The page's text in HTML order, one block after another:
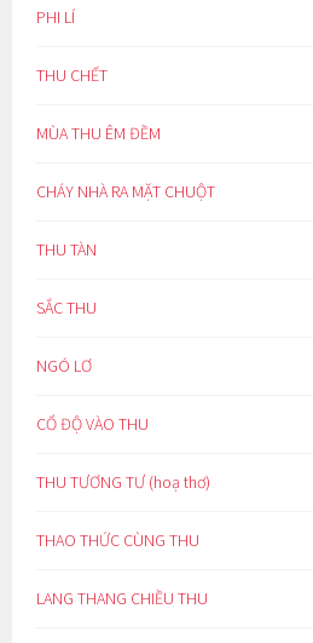
PHI LÍ
THU CHẾT
MÙA THU ÊM ĐỀM
CHÁY NHÀ RA MẶT CHUỘT
THU TÀN
SẮC THU
NGÓ LƠ
CỔ ĐỘ VÀO THU
THU TƯƠNG TƯ (hoạ thơ)
THAO THỨC CÙNG THU
LANG THANG CHIỀU THU